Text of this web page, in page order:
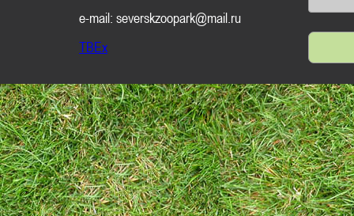
e-mail: severskzoopark@mail.ru
TBEx